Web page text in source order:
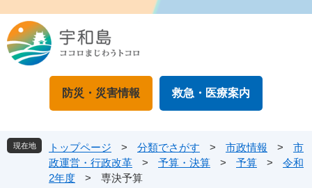
ジ
の
ュ
ー
本
文
防災・災害情報 救急・医療案内
現在地 トップページ > 分類でさがす > 市政情報 >
市
政運営・行政改革
> 予算・決算 > 予算 >
令和
2年度
> 専決予算